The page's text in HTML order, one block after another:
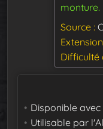
monture.
Source
Extension
Difficulté
Disponible
Utilisable par